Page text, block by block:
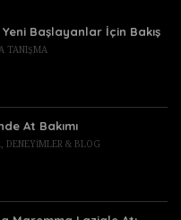
Başlayanlar İçin Bakış
TANIŞMA
At Bakımı
DENEYIMLER & BLOG